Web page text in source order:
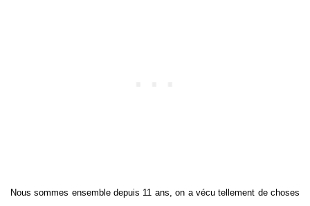
Nous sommes ensemble depuis 11 ans, on a vécu tellement de choses